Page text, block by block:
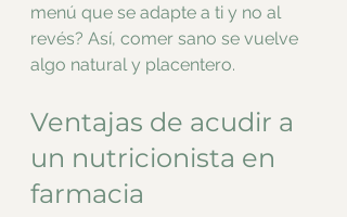
menú que se adapte a ti y no al
revés? Así, comer sano se vuelve
algo natural y placentero.
Ventajas de acudir a
un nutricionista en
farmacia